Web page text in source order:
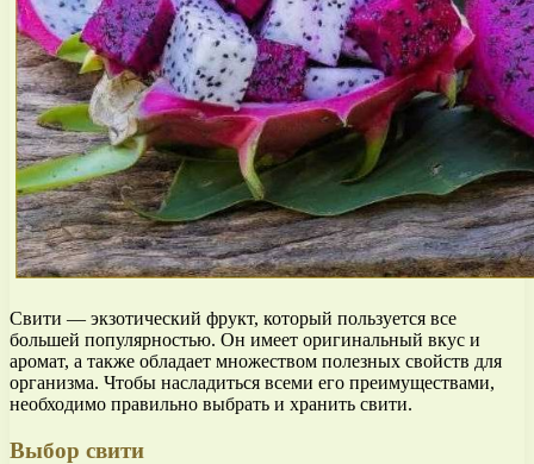
Свити — экзотический фрукт, который пользуется все
большей популярностью. Он имеет оригинальный вкус и
аромат, а также обладает множеством полезных свойств для
организма. Чтобы насладиться всеми его преимуществами,
необходимо правильно выбрать и хранить свити.
Выбор свити